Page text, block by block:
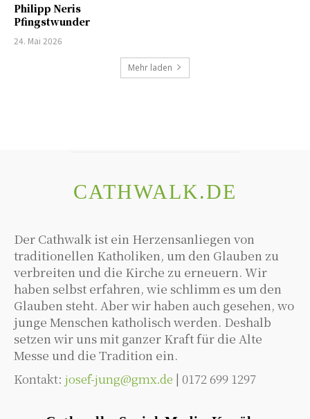
Philipp Neris
Pfingstwunder
24. Mai 2026
Mehr laden
CATHWALK.DE
Der Cathwalk ist ein Herzensanliegen von
traditionellen Katholiken, um den Glauben zu
verbreiten und die Kirche zu erneuern. Wir
haben selbst erfahren, wie schlimm es um den
Glauben steht. Aber wir haben auch gesehen, wo
junge Menschen katholisch werden. Deshalb
setzen wir uns mit ganzer Kraft für die Alte
Messe und die Tradition ein.
Kontakt: josef-jung@gmx.de | 0172 699 1297